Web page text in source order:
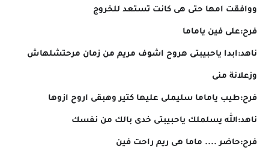
ووافقت امها حتى هى كانت تستعد للخروج
فرح:على فين ياماما
ناهد:ابدا ياحبيبتى هروح اشوف مريم من زمان مرحتشلهاش
وزعلانة منى
فرح:طيب ياماما سليملى عليها كتير وهبقى اروح ازوها
ناهد:الله يسلملك ياحبيبتى خدى بالك من نفسك
فرح:حاضر .... ماما هى ريم راحت فين